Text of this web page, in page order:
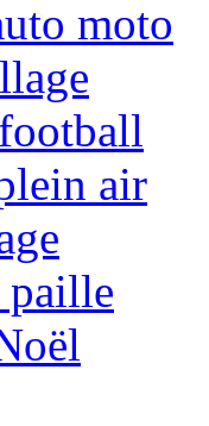
moto
air
paille